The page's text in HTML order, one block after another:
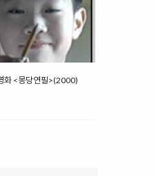
화 <몽당연필>(2000)